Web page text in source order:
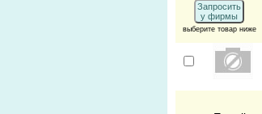
Запросить
у фирмы
выберите товар ниже